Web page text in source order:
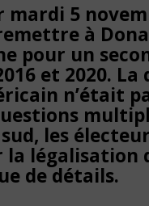
mardi 5
à
pour un
et 2020.
n’était
les
légalisation
de détails.